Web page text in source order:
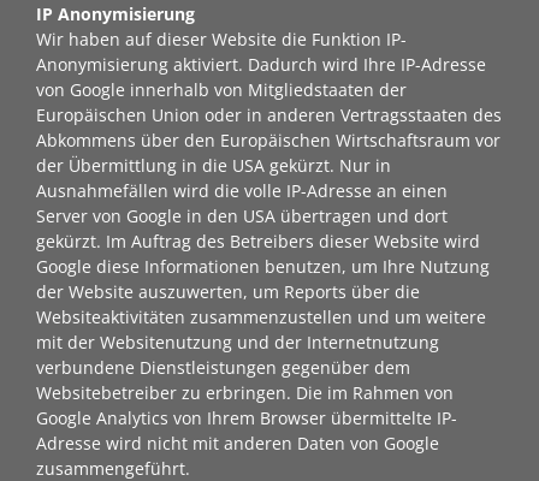
IP Anonymisierung
Wir haben auf dieser Website die Funktion IP-
Anonymisierung aktiviert. Dadurch wird Ihre IP-Adresse
von Google innerhalb von Mitgliedstaaten der
Europäischen Union oder in anderen Vertragsstaaten des
Abkommens über den Europäischen Wirtschaftsraum vor
der Übermittlung in die USA gekürzt. Nur in
Ausnahmefällen wird die volle IP-Adresse an einen
Server von Google in den USA übertragen und dort
gekürzt. Im Auftrag des Betreibers dieser Website wird
Google diese Informationen benutzen, um Ihre Nutzung
der Website auszuwerten, um Reports über die
Websiteaktivitäten zusammenzustellen und um weitere
mit der Websitenutzung und der Internetnutzung
verbundene Dienstleistungen gegenüber dem
Websitebetreiber zu erbringen. Die im Rahmen von
Google Analytics von Ihrem Browser übermittelte IP-
Adresse wird nicht mit anderen Daten von Google
zusammengeführt.